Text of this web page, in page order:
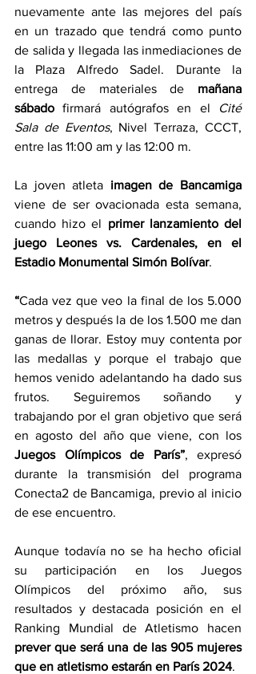
nuevamente ante las mejores del país
en un trazado que tendrá como punto
de salida y llegada las inmediaciones de
la Plaza Alfredo Sadel. Durante la
entrega de materiales de mañana
sábado firmará autógrafos en el
Cité
Sala de Eventos, Nivel Terraza, CCCT,
entre las 11:00 am y las 12:00 m.
La joven atleta imagen de Bancamiga
viene de ser ovacionada esta semana,
cuando hizo el primer lanzamiento del
juego Leones vs. Cardenales, en el
Estadio Monumental Simón Bolívar.
“Cada vez que veo la final de los 5.000
metros y después la de los 1.500 me dan
ganas de llorar. Estoy muy contenta por
las medallas y porque el trabajo que
hemos venido adelantando ha dado sus
frutos. Seguiremos soñando y
trabajando por el gran objetivo que será
Juegos Olímpicos de París”, expresó
durante la transmisión del programa
Conecta2 de Bancamiga, previo al inicio
de ese encuentro.
Aunque todavía no se ha hecho oficial
su participación en los Juegos
Olímpicos del próximo año, sus
resultados y destacada posición en el
prever que será una de las 905 mujeres
que en atletismo estarán en París 2024.